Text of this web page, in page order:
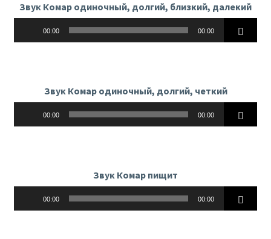
Звук Комар одиночный, долгий, близкий, далекий
00:00 00:00
Звук Комар одиночный, долгий, четкий
00:00 00:00
Звук Комар пищит
00:00 00:00